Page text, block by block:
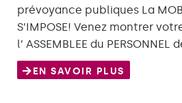
prévoyance publiques La
S’IMPOSE! Venez montrer
l’ ASSEMBLEE du PERSONNEL
EN SAVOIR PLUS